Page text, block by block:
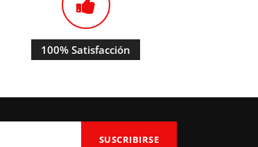
100% Satisfacción